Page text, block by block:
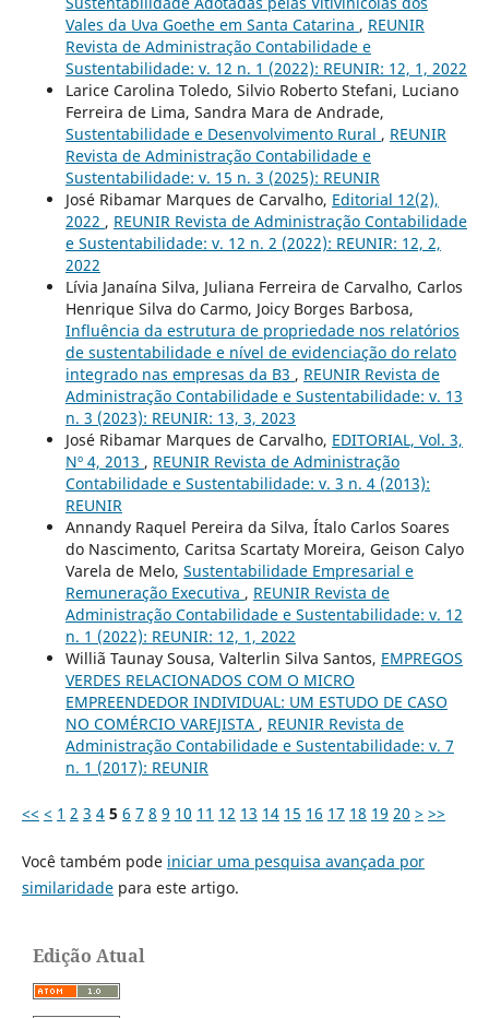
Vales da Uva Goethe em Santa Catarina , REUNIR
Revista de Administração Contabilidade e
Sustentabilidade: v. 12 n. 1 (2022): REUNIR: 12, 1, 2022
Larice Carolina Toledo, Silvio Roberto Stefani, Luciano
Ferreira de Lima, Sandra Mara de Andrade,
Sustentabilidade e Desenvolvimento Rural , REUNIR
Revista de Administração Contabilidade e
Sustentabilidade: v. 15 n. 3 (2025): REUNIR
José Ribamar Marques de Carvalho, Editorial 12(2),
2022 , REUNIR Revista de Administração Contabilidade
e Sustentabilidade: v. 12 n. 2 (2022): REUNIR: 12, 2,
2022
Lívia Janaína Silva, Juliana Ferreira de Carvalho, Carlos
Henrique Silva do Carmo, Joicy Borges Barbosa,
Influência da estrutura de propriedade nos relatórios
de sustentabilidade e nível de evidenciação do relato
integrado nas empresas da B3 , REUNIR Revista de
Administração Contabilidade e Sustentabilidade: v. 13
n. 3 (2023): REUNIR: 13, 3, 2023
José Ribamar Marques de Carvalho, EDITORIAL, Vol. 3,
Nº 4, 2013 , REUNIR Revista de Administração
Contabilidade e Sustentabilidade: v. 3 n. 4 (2013):
REUNIR
Annandy Raquel Pereira da Silva, Ítalo Carlos Soares
do Nascimento, Caritsa Scartaty Moreira, Geison Calyo
Varela de Melo, Sustentabilidade Empresarial e
Remuneração Executiva , REUNIR Revista de
Administração Contabilidade e Sustentabilidade: v. 12
n. 1 (2022): REUNIR: 12, 1, 2022
Williã Taunay Sousa, Valterlin Silva Santos, EMPREGOS
VERDES RELACIONADOS COM O MICRO
EMPREENDEDOR INDIVIDUAL: UM ESTUDO DE CASO
NO COMÉRCIO VAREJISTA , REUNIR Revista de
Administração Contabilidade e Sustentabilidade: v. 7
n. 1 (2017): REUNIR
<< < 1 2 3 4 5 6 7 8 9 10 11 12 13 14 15 16 17 18 19 20 > >>
Você também pode iniciar uma pesquisa avançada por
similaridadepara este artigo.
Edição Atual